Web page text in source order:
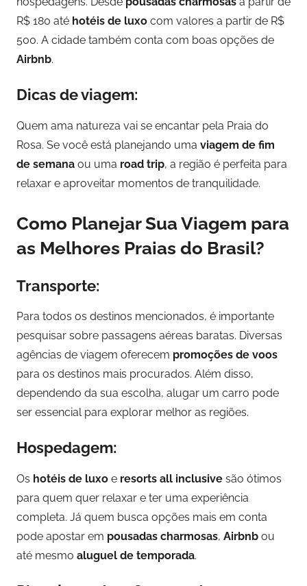
R$ 180 até hotéis de luxo com valores a partir de R$
500. A cidade também conta com boas opções de
Airbnb.
Dicas de viagem:
Quem ama natureza vai se encantar pela Praia do
Rosa. Se você está planejando uma viagem de fim
de semana ou uma road trip, a região é perfeita para
relaxar e aproveitar momentos de tranquilidade.
Como Planejar Sua Viagem para
as Melhores Praias do Brasil?
Transporte:
Para todos os destinos mencionados, é importante
pesquisar sobre passagens aéreas baratas. Diversas
agências de viagem oferecem promoções de voos
para os destinos mais procurados. Além disso,
dependendo da sua escolha, alugar um carro pode
ser essencial para explorar melhor as regiões.
Hospedagem:
Os hotéis de luxo e resorts all inclusive são ótimos
para quem quer relaxar e ter uma experiência
completa. Já quem busca opções mais em conta
pode apostar em pousadas charmosas, Airbnb ou
até mesmo aluguel de temporada.